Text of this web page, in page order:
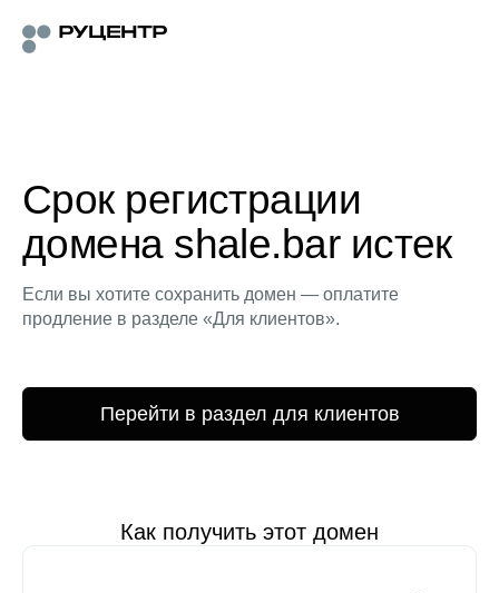
Срок регистрации
домена shale.bar истек
Если вы хотите сохранить домен — оплатите
продление в разделе «Для клиентов».
Перейти в раздел для клиентов
Как получить этот домен